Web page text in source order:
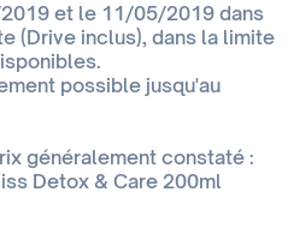
et le 11/05/2019 dans
(Drive inclus), dans la limite
possible jusqu'au
généralement constaté :
Detox & Care 200ml